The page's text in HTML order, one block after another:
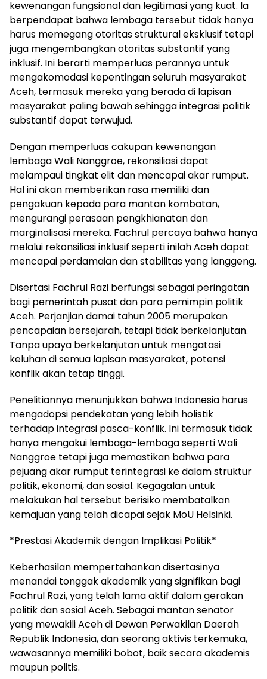
kewenangan fungsional dan legitimasi yang kuat. Ia
berpendapat bahwa lembaga tersebut tidak hanya
harus memegang otoritas struktural eksklusif tetapi
juga mengembangkan otoritas substantif yang
inklusif. Ini berarti memperluas perannya untuk
mengakomodasi kepentingan seluruh masyarakat
Aceh, termasuk mereka yang berada di lapisan
masyarakat paling bawah sehingga integrasi politik
substantif dapat terwujud.
Dengan memperluas cakupan kewenangan
lembaga Wali Nanggroe, rekonsiliasi dapat
melampaui tingkat elit dan mencapai akar rumput.
Hal ini akan memberikan rasa memiliki dan
pengakuan kepada para mantan kombatan,
mengurangi perasaan pengkhianatan dan
marginalisasi mereka. Fachrul percaya bahwa hanya
melalui rekonsiliasi inklusif seperti inilah Aceh dapat
mencapai perdamaian dan stabilitas yang langgeng.
Disertasi Fachrul Razi berfungsi sebagai peringatan
bagi pemerintah pusat dan para pemimpin politik
Aceh. Perjanjian damai tahun 2005 merupakan
pencapaian bersejarah, tetapi tidak berkelanjutan.
Tanpa upaya berkelanjutan untuk mengatasi
keluhan di semua lapisan masyarakat, potensi
konflik akan tetap tinggi.
Penelitiannya menunjukkan bahwa Indonesia harus
mengadopsi pendekatan yang lebih holistik
terhadap integrasi pasca-konflik. Ini termasuk tidak
hanya mengakui lembaga-lembaga seperti Wali
Nanggroe tetapi juga memastikan bahwa para
pejuang akar rumput terintegrasi ke dalam struktur
politik, ekonomi, dan sosial. Kegagalan untuk
melakukan hal tersebut berisiko membatalkan
kemajuan yang telah dicapai sejak MoU Helsinki.
*Prestasi Akademik dengan Implikasi Politik*
Keberhasilan mempertahankan disertasinya
menandai tonggak akademik yang signifikan bagi
Fachrul Razi, yang telah lama aktif dalam gerakan
politik dan sosial Aceh. Sebagai mantan senator
yang mewakili Aceh di Dewan Perwakilan Daerah
Republik Indonesia, dan seorang aktivis terkemuka,
wawasannya memiliki bobot, baik secara akademis
maupun politis.